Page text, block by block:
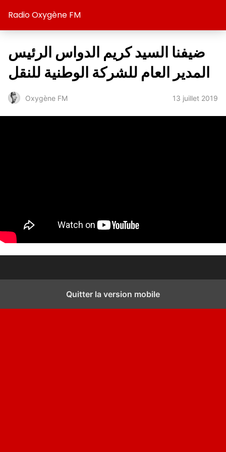
Radio Oxygène FM
ضيفنا السيد كريم الدواس الرئيس
المدير العام للشركة الوطنية للنقل
Oxygène FM 13 juillet 2019
Quitter la version mobile